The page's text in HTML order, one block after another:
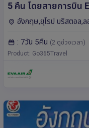
5 คืน โดยสายการบิ
อังกฤษ,ยุโรป บริสตอล,
: 7วัน 5คืน (2 ดูช่วงเวลา)
Product: Go365Travel